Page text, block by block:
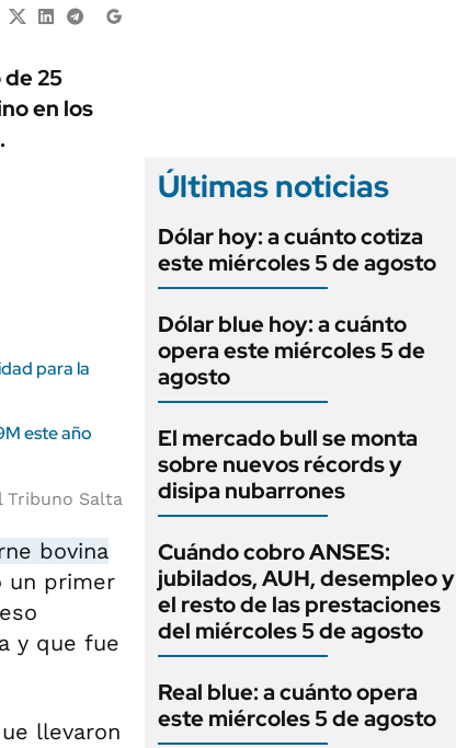
25
en los
para la
este año
Tribuno Salta
bovina
un primer
y que fue
llevaron
Últimas noticias
Dólar hoy: a cuánto cotiza
este miércoles 5 de agosto
Dólar blue hoy: a cuánto
opera este miércoles 5 de
agosto
El mercado bull se monta
sobre nuevos récords y
disipa nubarrones
Cuándo cobro ANSES:
jubilados, AUH, desempleo y
el resto de las prestaciones
del miércoles 5 de agosto
Real blue: a cuánto opera
este miércoles 5 de agosto